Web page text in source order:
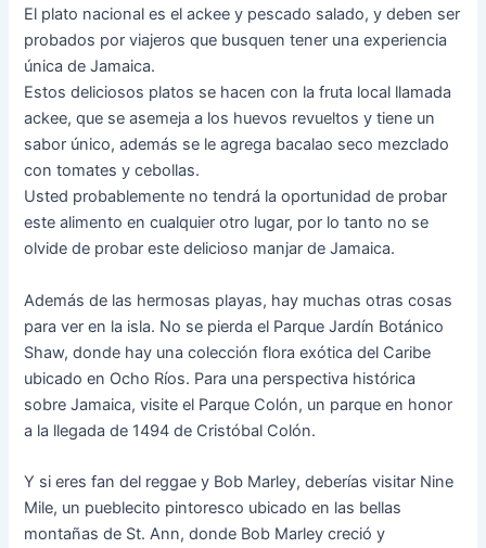
El plato nacional es el ackee y pescado salado, y deben ser
probados por viajeros que busquen tener una experiencia
única de Jamaica.
Estos deliciosos platos se hacen con la fruta local llamada
ackee, que se asemeja a los huevos revueltos y tiene un
sabor único, además se le agrega bacalao seco mezclado
con tomates y cebollas.
Usted probablemente no tendrá la oportunidad de probar
este alimento en cualquier otro lugar, por lo tanto no se
olvide de probar este delicioso manjar de Jamaica.
Además de las hermosas playas, hay muchas otras cosas
para ver en la isla. No se pierda el Parque Jardín Botánico
Shaw, donde hay una colección flora exótica del Caribe
ubicado en Ocho Ríos. Para una perspectiva histórica
sobre Jamaica, visite el Parque Colón, un parque en honor
a la llegada de 1494 de Cristóbal Colón.
Y si eres fan del reggae y Bob Marley, deberías visitar Nine
Mile, un pueblecito pintoresco ubicado en las bellas
montañas de St. Ann, donde Bob Marley creció y